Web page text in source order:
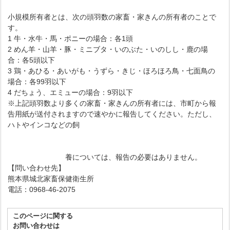
小規模所有者とは、次の頭羽数の家畜・家きんの所有者のことで
す。
1 牛・水牛・馬・ポニーの場合：各1頭
2 めん羊・山羊・豚・ミニブタ・いのぶた・いのしし・鹿の場
合：各5頭以下
3 鶏・あひる・あいがも・うずら・きじ・ほろほろ鳥・七面鳥の
場合：各99羽以下
4 だちょう、エミューの場合：9羽以下
※上記頭羽数より多くの家畜・家きんの所有者には、市町から報
告用紙が送付されますので速やかに報告してください。ただし、
ハトやインコなどの飼
養については、報告の必要はありません。
【問い合わせ先】
熊本県城北家畜保健衛生所
電話：0968-46-2075
このページに関する
お問い合わせは